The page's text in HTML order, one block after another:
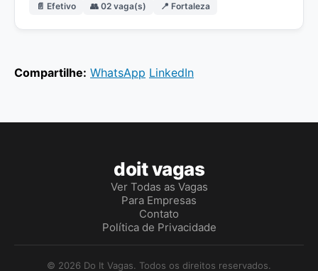
📄 Efetivo 👥 02 vaga(s) 📍 Fortaleza
Compartilhe: WhatsApp LinkedIn
doit vagas
Ver Todas as Vagas
Para Empresas
Contato
Política de Privacidade
© 2026 Do It Vagas. Todos os direitos reservados.